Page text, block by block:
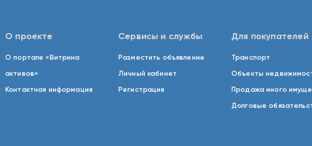
О проекте
О портале «Витрина
активов»
Контактная информация
Сервисы и службы
Разместить объявление
Личный кабинет
Регистрация
Для покупателей
Транспорт
Объекты
Продажа иного
Долговые